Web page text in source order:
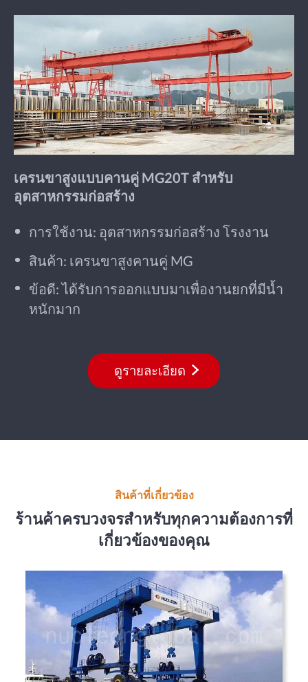
เครนขาสูงแบบคานคู่ MG20T สำหรับ
อุตสาหกรรมก่อสร้าง
การใช้งาน: อุตสาหกรรมก่อสร้าง โรงงาน
สินค้า: เครนขาสูงคานคู่ MG
ข้อดี: ได้รับการออกแบบมาเพื่องานยกที่มีน้ำ
หนักมาก
ดูรายละเอียด
สินค้าที่เกี่ยวข้อง
ร้านค้าครบวงจรสำหรับทุกความต้องการที่
เกี่ยวข้องของคุณ